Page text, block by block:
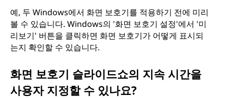
예, 두 Windows에서 화면 보호기를 적용하기 전에 미리
볼 수 있습니다. Windows의 '화면 보호기 설정'에서 '미
리보기' 버튼을 클릭하면 화면 보호기가 어떻게 표시되
는지 확인할 수 있습니다.
화면 보호기 슬라이드쇼의 지속 시간을
사용자 지정할 수 있나요?